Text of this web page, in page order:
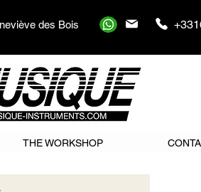
des Bois
THE WORKSHOP